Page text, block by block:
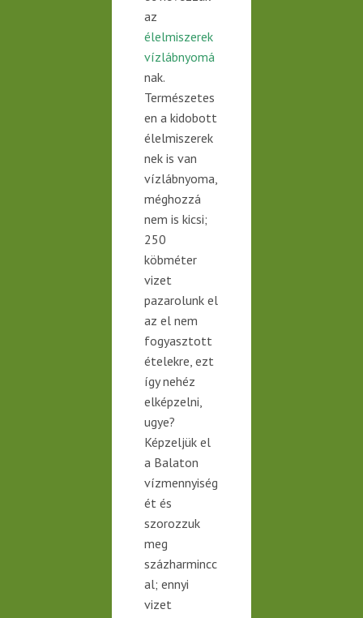
az
élelmiszerek
vízlábnyomá
nak.
Természetes
en a kidobott
élelmiszerek
nek is van
vízlábnyoma,
méghozzá
nem is kicsi;
250
köbméter
vizet
pazarolunk el
az el nem
fogyasztott
ételekre, ezt
így nehéz
elképzelni,
ugye?
Képzeljük el
a Balaton
vízmennyiség
ét és
szorozzuk
meg
százharmincc
al; ennyi
vizet